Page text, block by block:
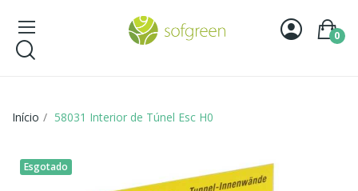
0
Início 58031 Interior de Túnel Esc H0
Esgotado